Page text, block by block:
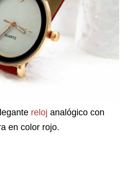
reloj analógico con
en color rojo.